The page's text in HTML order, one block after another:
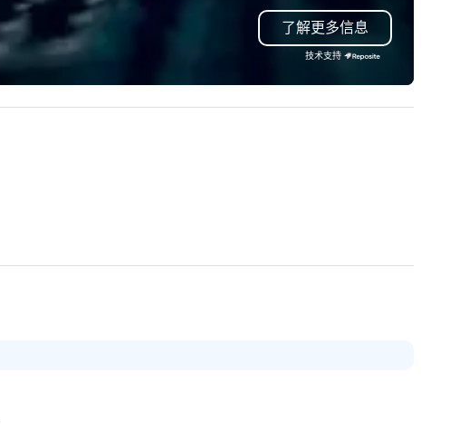
shipping anywhere in the U.S. Fast
turnaround, local service, and
quality printing that helps
Contact uws@bigfrog.com to get
a quote today!
了解更多信息
技术支持